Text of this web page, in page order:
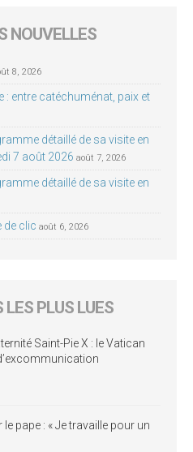
NOUVELLES
8, 2026
: entre catéchuménat, paix et
détaillé de sa visite en
7 août 2026 août 7, 2026
détaillé de sa visite en
de clic août 6, 2026
PLUS LUES
Saint-Pie X : le Vatican
pape : « Je travaille pour un